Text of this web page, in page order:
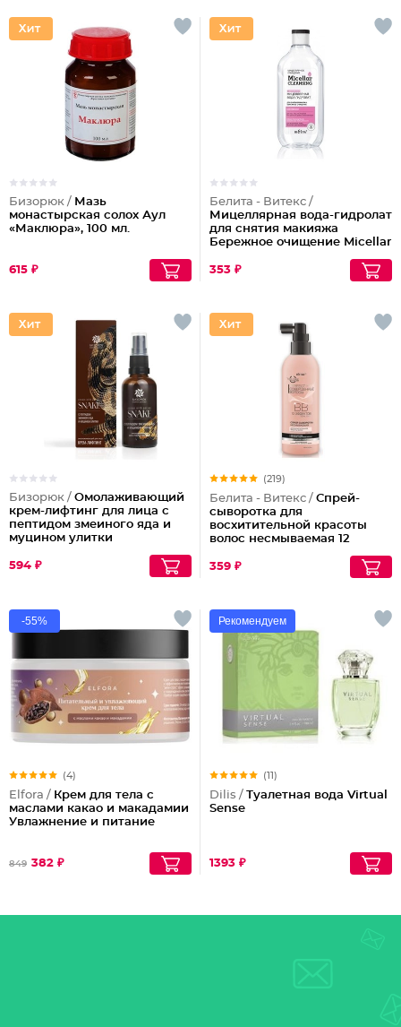
Бизорюк / Мазь
монастырская солох Аул
«Маклюра», 100 мл.
615 ₽
Белита - Витекс /
Мицеллярная вода-гидролат
для снятия макияжа
Бережное очищение Micellar
353 ₽
Бизорюк / Омолаживающий
крем-лифтинг для лица с
пептидом змеиного яда и
муцином улитки
594 ₽
(219)
Белита - Витекс / Спрей-
сыворотка для
восхитительной красоты
волос несмываемая 12
Волосы
359 ₽
-55%
(4)
Elfora / Крем для тела с
маслами какао и макадамии
Увлажнение и питание
849 382 ₽
Рекомендуем
(11)
Dilis / Туалетная вода Virtual
Sense
1393 ₽